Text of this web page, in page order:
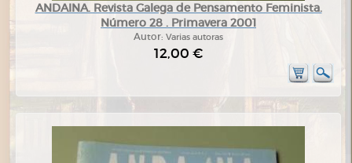
ANDAINA. Revista Galega de Pensamento Feminista.
Número 28 . Primavera 2001
Autor: Varias autoras
12,00 €